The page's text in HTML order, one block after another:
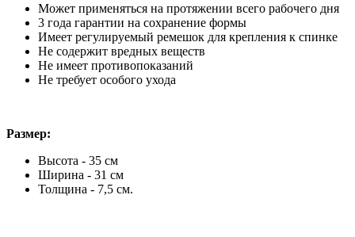
Может применяться на протяжении всего рабочего дня
3 года гарантии на сохранение формы
Имеет регулируемый ремешок для крепления к спинке
Не содержит вредных веществ
Не имеет противопоказаний
Не требует особого ухода
Размер:
Высота - 35 см
Ширина - 31 см
Толщина - 7,5 см.